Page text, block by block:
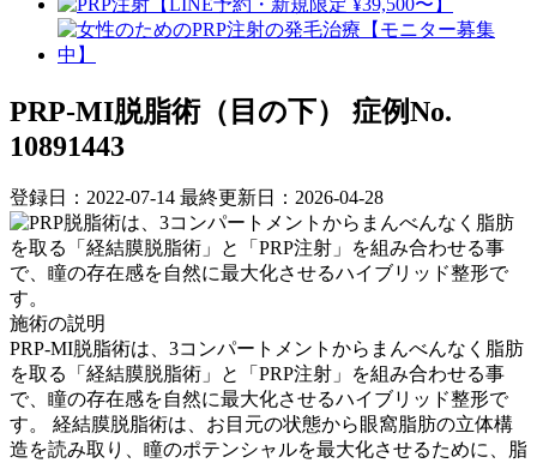
PRP-MI脱脂術（目の下）
症例No.
10891443
登録日：2022-07-14 最終更新日：2026-04-28
施術の説明
PRP-MI脱脂術は、3コンパートメントからまんべんなく脂肪
を取る「経結膜脱脂術」と「PRP注射」を組み合わせる事
で、瞳の存在感を自然に最大化させるハイブリッド整形で
す。 経結膜脱脂術は、お目元の状態から眼窩脂肪の立体構
造を読み取り、瞳のポテンシャルを最大化させるために、脂